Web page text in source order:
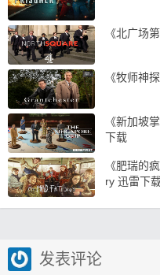
《北广场
《牧师神
《新加坡
下载
《肥瑞的
ry 迅雷下
发表评论